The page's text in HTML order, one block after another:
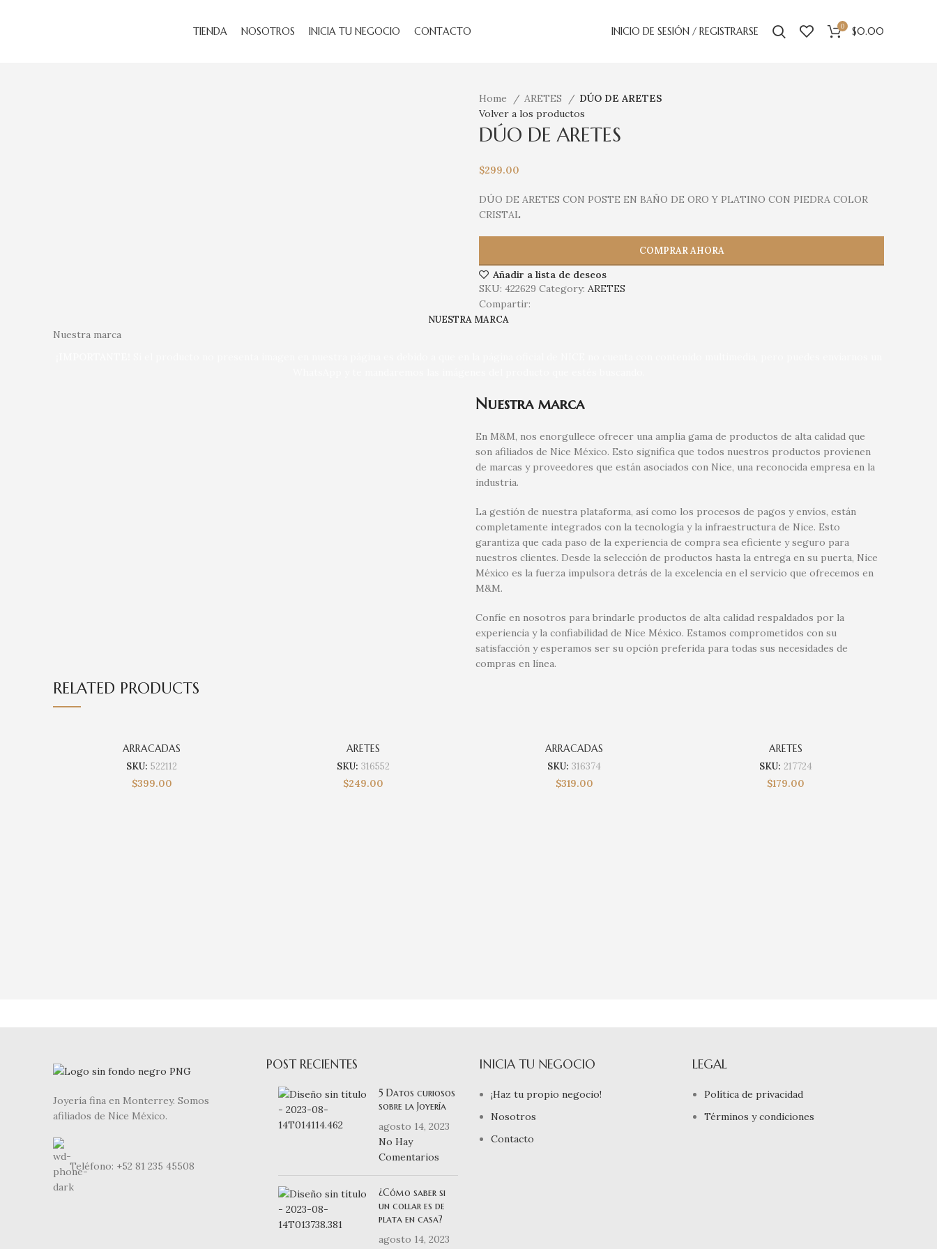
TIENDA NOSOTROS INICIA TU NEGOCIO CONTACTO INICIO DE SESIÓN / REGISTRARSE 0 $0.00
Home ARETES
DÚO DE ARETES
Volver a los productos
DÚO DE ARETES
$299.00
DÚO DE ARETES CON POSTE EN BAÑO DE ORO Y PLATINO CON PIEDRA COLOR
CRISTAL
COMPRAR AHORA
Añadir a lista de deseos
SKU: 422629 Category: ARETES
Compartir:
NUESTRA MARCA
Nuestra marca
Nuestra marca
En M&M, nos enorgullece ofrecer una amplia gama de productos de alta calidad que
son afiliados de Nice México. Esto significa que todos nuestros productos provienen
de marcas y proveedores que están asociados con Nice, una reconocida empresa en la
industria.
La gestión de nuestra plataforma, así como los procesos de pagos y envíos, están
completamente integrados con la tecnología y la infraestructura de Nice. Esto
garantiza que cada paso de la experiencia de compra sea eficiente y seguro para
nuestros clientes. Desde la selección de productos hasta la entrega en su puerta, Nice
México es la fuerza impulsora detrás de la excelencia en el servicio que ofrecemos en
M&M.
Confíe en nosotros para brindarle productos de alta calidad respaldados por la
experiencia y la confiabilidad de Nice México. Estamos comprometidos con su
satisfacción y esperamos ser su opción preferida para todas sus necesidades de
compras en línea.
RELATED PRODUCTS
ARRACADAS
SKU: 522112
$399.00
ARETES
SKU: 316552
$249.00
ARRACADAS
SKU: 316374
$319.00
ARETES
SKU: 217724
$179.00
Joyería fina en Monterrey. Somos
afiliados de Nice México.
Teléfono: +52 81 235 45508
POST RECIENTES
5 Datos curiosos
sobre la Joyería
agosto 14, 2023
No Hay
Comentarios
¿Cómo saber si
un collar es de
plata en casa?
agosto 14, 2023
INICIA TU NEGOCIO
¡Haz tu propio negocio!
Nosotros
Contacto
LEGAL
Política de privacidad
Términos y condiciones